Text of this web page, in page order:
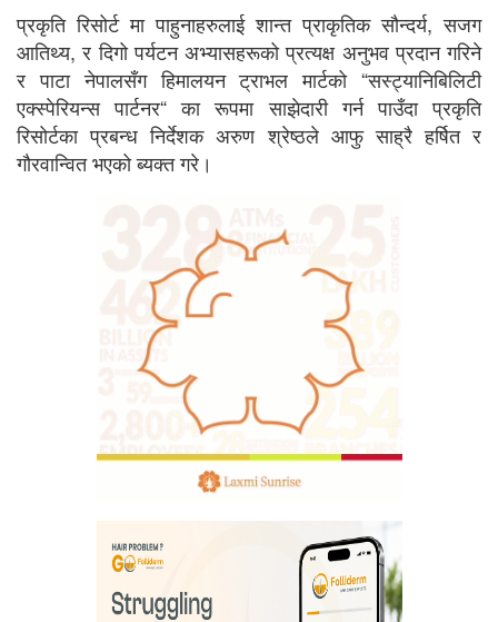
प्रकृति रिसोर्ट मा पाहुनाहरुलाई शान्त प्राकृतिक सौन्दर्य, सजग
आतिथ्य, र दिगो पर्यटन अभ्यासहरूको प्रत्यक्ष अनुभव प्रदान गरिने
र पाटा नेपालसँग हिमालयन ट्राभल मार्टको “सस्ट्यानिबिलिटी
एक्स्पेरियन्स पार्टनर“ का रूपमा साझेदारी गर्न पाउँदा प्रकृति
रिसोर्टका प्रबन्ध निर्देशक अरुण श्रेष्ठले आफु साह्रै हर्षित र
गौरवान्वित भएको ब्यक्त गरे।